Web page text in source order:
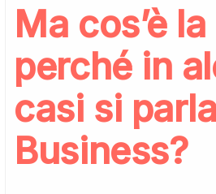
Ma cos’è
perché in
casi si
Business?